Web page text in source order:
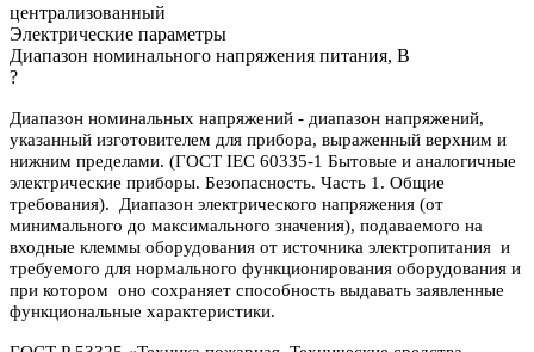
централизованный
Электрические параметры
Диапазон номинального напряжения питания, В
?
Диапазон номинальных напряжений - диапазон напряжений,
указанный изготовителем для прибора, выраженный верхним и
нижним пределами. (ГОСТ IEC 60335-1 Бытовые и аналогичные
электрические приборы. Безопасность. Часть 1. Общие
требования). Диапазон электрического напряжения (от
минимального до максимального значения), подаваемого на
входные клеммы оборудования от источника электропитания и
требуемого для нормального функционирования оборудования и
при котором оно сохраняет способность выдавать заявленные
функциональные характеристики.